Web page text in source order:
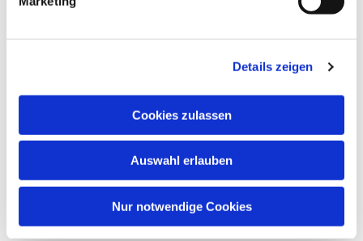
Details zeigen
Cookies zulassen
Auswahl erlauben
Nur notwendige Cookies